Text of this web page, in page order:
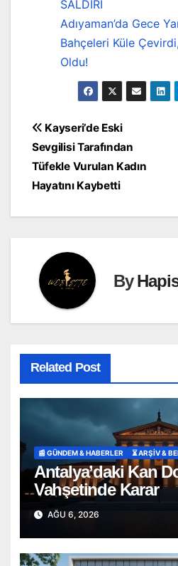
SALDIRI
Adıyaman’da Gece
Bahçeleri Küle
Oldu!
Yazı
gezinmesi
Kayseri’de Eski
Sevgilisi Tarafından
Tüfekle Vurulan Kadın
Hayatını Kaybetti
By
Related Post
📰 GÜNDEM & HABERLER ⏳ ARŞİV &
Antalya’daki Kan
Vahşetinde Karar
AĞU 6, 2026